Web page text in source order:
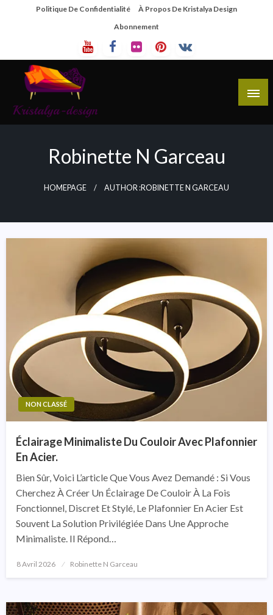
Politique De Confidentialité
À Propos De Kristalya Design
Abonnement
Site De Partage De Design De Mobilier Créatif
Robinette N Garceau
HOMEPAGE AUTHOR :ROBINETTE N GARCEAU
NON CLASSÉ
Éclairage Minimaliste Du Couloir Avec Plafonnier
En Acier.
Bien Sûr, Voici L’article Que Vous Avez Demandé : Si Vous
Cherchez À Créer Un Éclairage De Couloir À La Fois
Fonctionnel, Discret Et Stylé, Le Plafonnier En Acier Est
Souvent La Solution Privilégiée Dans Une Approche
Minimaliste. Il Répond…
Posted
8 Avril 2026 Robinette N Garceau